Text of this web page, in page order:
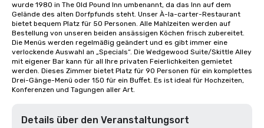
wurde 1980 in The Old Pound Inn umbenannt, da das Inn auf dem
Gelände des alten Dorfpfunds steht. Unser À-la-carter-Restaurant
bietet bequem Platz für 50 Personen. Alle Mahlzeiten werden auf
Bestellung von unseren beiden ansässigen Köchen frisch zubereitet.
Die Menüs werden regelmäßig geändert und es gibt immer eine
verlockende Auswahl an „Specials“. Die Wedgewood Suite/Skittle Alley
mit eigener Bar kann für all Ihre privaten Feierlichkeiten gemietet
werden. Dieses Zimmer bietet Platz für 90 Personen für ein komplettes
Drei-Gänge-Menü oder 150 für ein Buffet. Es ist ideal für Hochzeiten,
Konferenzen und Tagungen aller Art.
Details über den Veranstaltungsort